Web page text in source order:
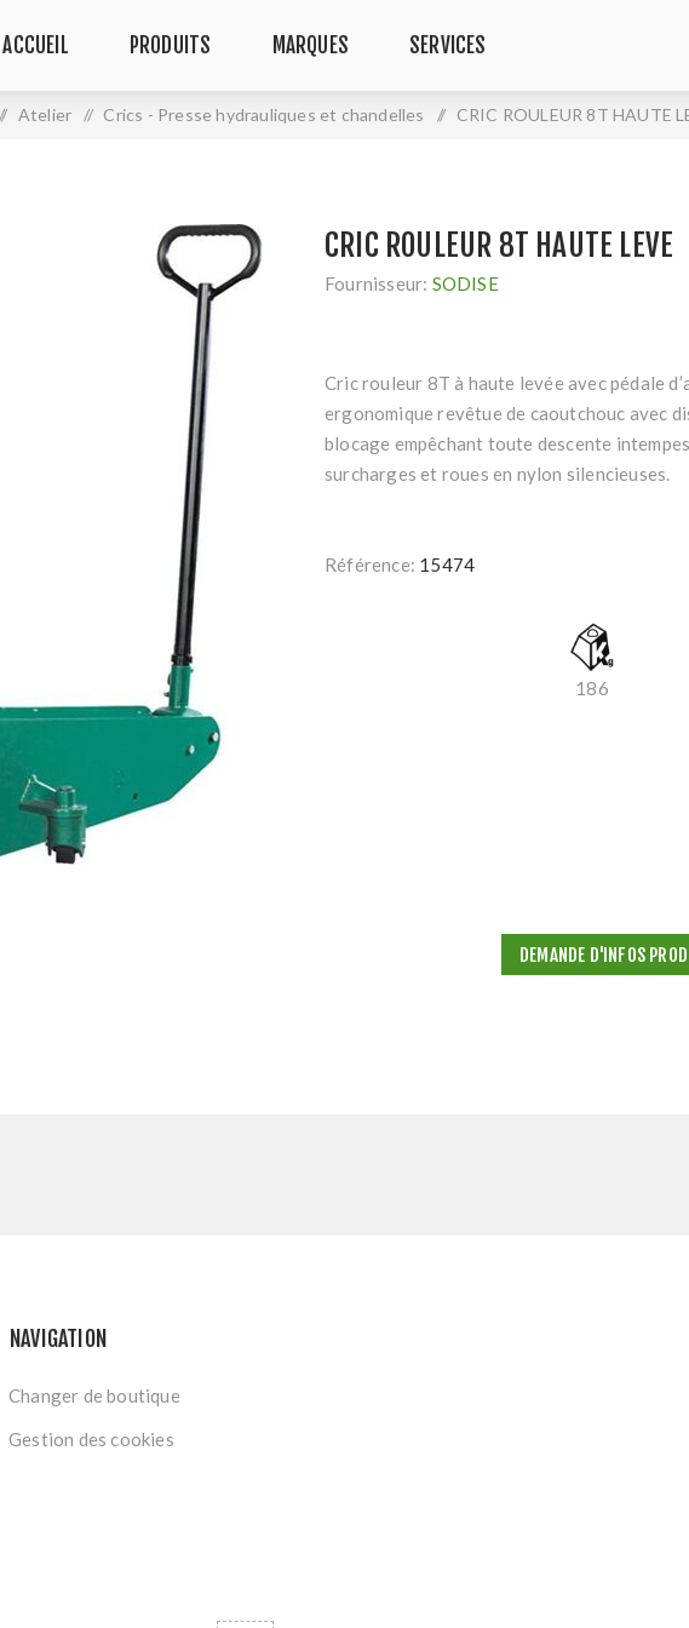
ACCUEIL PRODUITS MARQUES SERVICES
/ Atelier / Crics - Presse hydrauliques et chandelles / CRIC ROULEUR 8T HAUTE
CRIC ROULEUR 8T HAUTE LEVE
Fournisseur: SODISE
Cric rouleur 8T à haute levée avec pédale
ergonomique revêtue de caoutchouc avec
blocage empêchant toute descente
surcharges et roues en nylon silencieuses.
Référence: 15474
186
DEMANDE D'INFOS
NAVIGATION
Changer de boutique
Gestion des cookies